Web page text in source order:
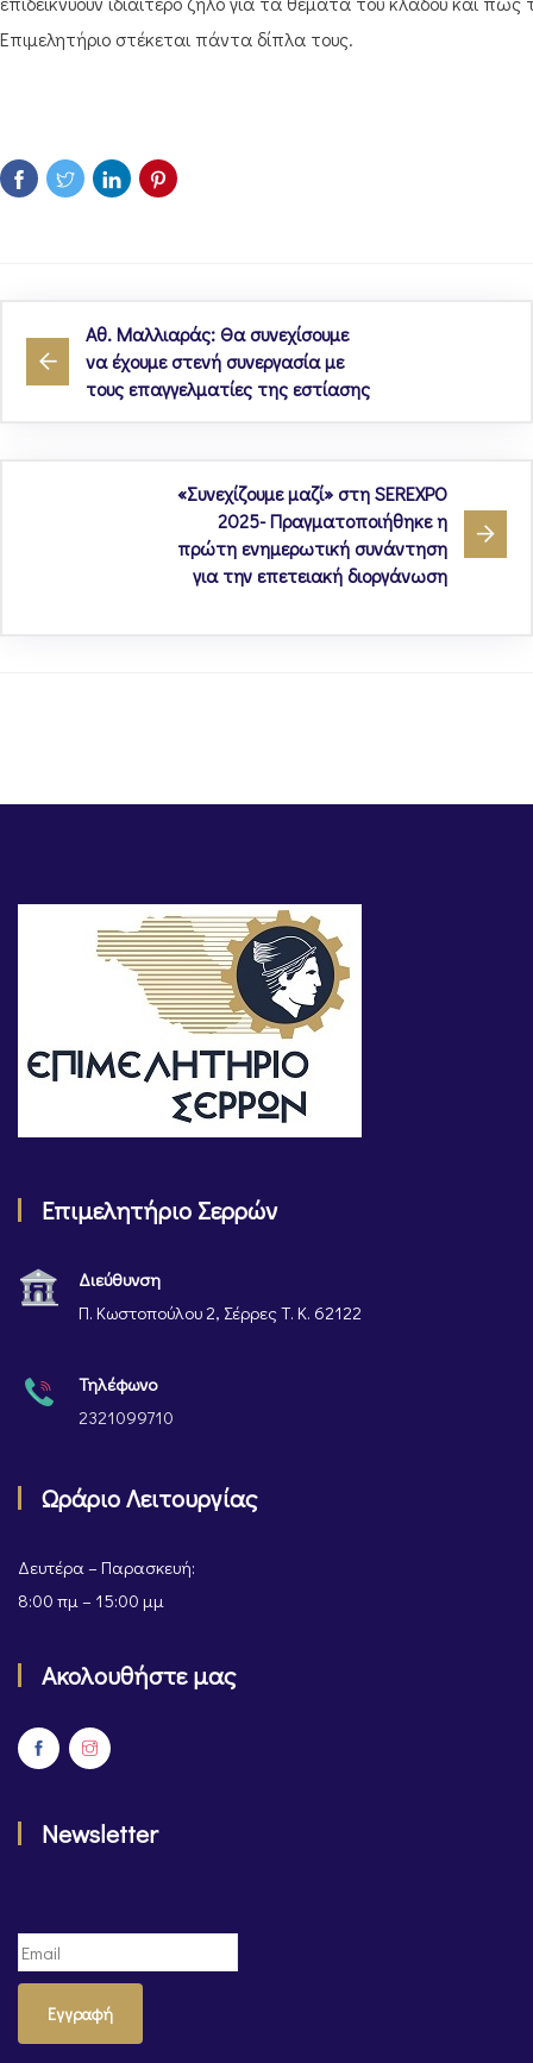
Επιμελητήριο στέκεται πάντα δίπλα τους.
Αθ. Μαλλιαράς: Θα συνεχίσουμε
να έχουμε στενή συνεργασία με
τους επαγγελματίες της εστίασης
«Συνεχίζουμε μαζί» στη SEREXPO
2025- Πραγματοποιήθηκε η
πρώτη ενημερωτική συνάντηση
για την επετειακή διοργάνωση
Επιμελητήριο Σερρών
Διεύθυνση
Π. Κωστοπούλου 2, Σέρρες Τ. Κ. 62122
Τηλέφωνο
2321099710
Ωράριο Λειτουργίας
Δευτέρα – Παρασκευή:
8:00 πμ – 15:00 μμ
Ακολουθήστε μας
Newsletter
Εγγραφή